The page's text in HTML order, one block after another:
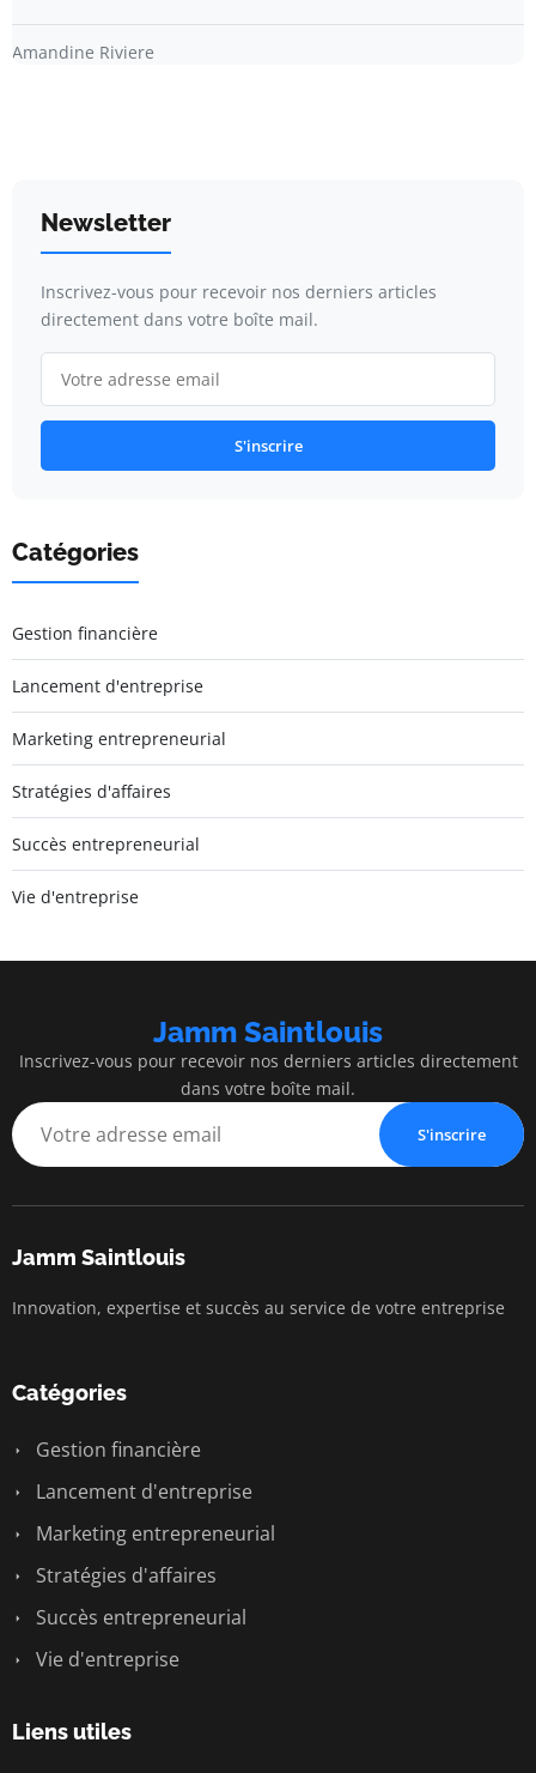
Amandine Riviere
Newsletter
Inscrivez-vous pour recevoir nos derniers articles
directement dans votre boîte mail.
S'inscrire
Catégories
Gestion financière
Lancement d'entreprise
Marketing entrepreneurial
Stratégies d'affaires
Succès entrepreneurial
Vie d'entreprise
Jamm Saintlouis
Inscrivez-vous pour recevoir nos derniers articles directement
dans votre boîte mail.
S'inscrire
Jamm Saintlouis
Innovation, expertise et succès au service de votre entreprise
Catégories
Gestion financière
Lancement d'entreprise
Marketing entrepreneurial
Stratégies d'affaires
Succès entrepreneurial
Vie d'entreprise
Liens utiles